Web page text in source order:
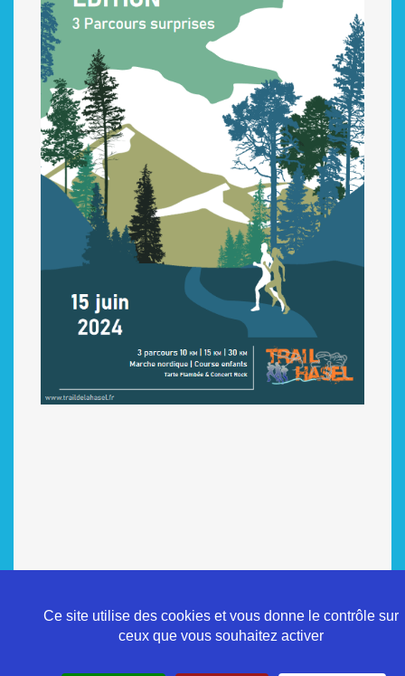
Ce site utilise des cookies et vous donne le contrôle sur
ceux que vous souhaitez activer